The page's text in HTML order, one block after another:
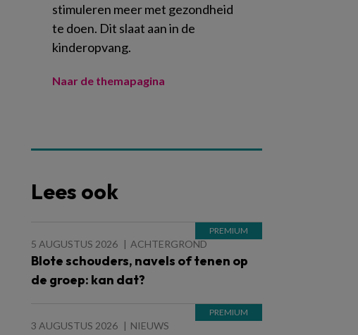
stimuleren meer met gezondheid
te doen. Dit slaat aan in de
kinderopvang.
Naar de themapagina
Lees ook
5 AUGUSTUS 2026 ACHTERGROND
Blote schouders, navels of tenen op
de groep: kan dat?
3 AUGUSTUS 2026 NIEUWS